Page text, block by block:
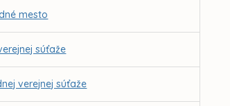
mesto
súťaže
verejnej súťaže